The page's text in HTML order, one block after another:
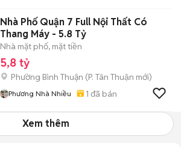
Nhà Phố Quận 7 Full Nội Thất Có
Thang Máy - 5.8 Tỷ
Nhà mặt phố, mặt tiền
5,8 tỷ
Phường Bình Thuận (P. Tân Thuận mới)
Phương Nhà Nhiều 1 đã bán
Xem thêm